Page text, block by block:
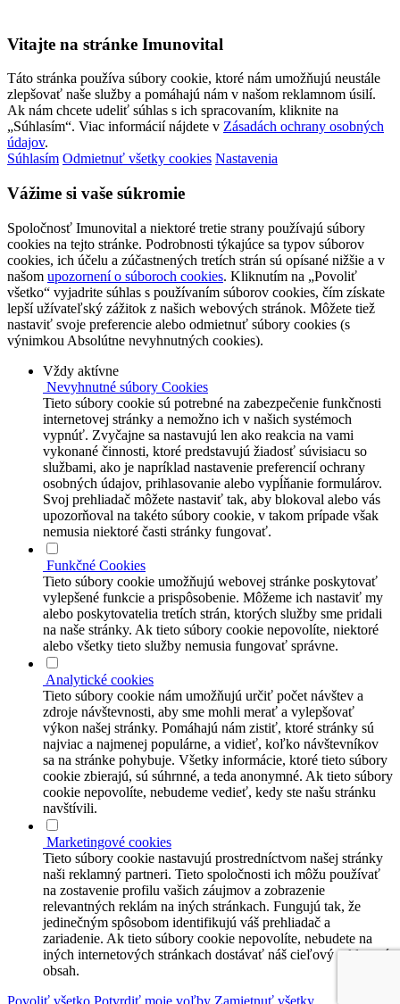
Vitajte na stránke Imunovital
Táto stránka používa súbory cookie, ktoré nám umožňujú neustále
zlepšovať naše služby a pomáhajú nám v našom reklamnom úsilí.
Ak nám chcete udeliť súhlas s ich spracovaním, kliknite na
„Súhlasím“. Viac informácií nájdete v Zásadách ochrany osobných
údajov.
Súhlasím Odmietnuť všetky cookies Nastavenia
Vážime si vaše súkromie
Spoločnosť Imunovital a niektoré tretie strany používajú súbory
cookies na tejto stránke. Podrobnosti týkajúce sa typov súborov
cookies, ich účelu a zúčastnených tretích strán sú opísané nižšie a v
našom upozornení o súboroch cookies. Kliknutím na „Povoliť
všetko“ vyjadrite súhlas s používaním súborov cookies, čím získate
lepší užívateľský zážitok z našich webových stránok. Môžete tiež
nastaviť svoje preferencie alebo odmietnuť súbory cookies (s
výnimkou Absolútne nevyhnutných cookies).
Vždy aktívne
Nevyhnutné súbory Cookies
Tieto súbory cookie sú potrebné na zabezpečenie funkčnosti
internetovej stránky a nemožno ich v našich systémoch
vypnúť. Zvyčajne sa nastavujú len ako reakcia na vami
vykonané činnosti, ktoré predstavujú žiadosť súvisiacu so
službami, ako je napríklad nastavenie preferencií ochrany
osobných údajov, prihlasovanie alebo vypĺňanie formulárov.
Svoj prehliadač môžete nastaviť tak, aby blokoval alebo vás
upozorňoval na takéto súbory cookie, v takom prípade však
nemusia niektoré časti stránky fungovať.
Funkčné Cookies
Tieto súbory cookie umožňujú webovej stránke poskytovať
vylepšené funkcie a prispôsobenie. Môžeme ich nastaviť my
alebo poskytovatelia tretích strán, ktorých služby sme pridali
na naše stránky. Ak tieto súbory cookie nepovolíte, niektoré
alebo všetky tieto služby nemusia fungovať správne.
Analytické cookies
Tieto súbory cookie nám umožňujú určiť počet návštev a
zdroje návštevnosti, aby sme mohli merať a vylepšovať
výkon našej stránky. Pomáhajú nám zistiť, ktoré stránky sú
najviac a najmenej populárne, a vidieť, koľko návštevníkov
sa na stránke pohybuje. Všetky informácie, ktoré tieto súbory
cookie zbierajú, sú súhrnné, a teda anonymné. Ak tieto súbory
cookie nepovolíte, nebudeme vedieť, kedy ste našu stránku
navštívili.
Marketingové cookies
Tieto súbory cookie nastavujú prostredníctvom našej stránky
naši reklamný partneri. Tieto spoločnosti ich môžu používať
na zostavenie profilu vašich záujmov a zobrazenie
relevantných reklám na iných stránkach. Fungujú tak, že
jedinečným spôsobom identifikujú váš prehliadač a
zariadenie. Ak tieto súbory cookie nepovolíte, nebudete na
iných internetových stránkach dostávať náš cieľový reklamný
obsah.
Povoliť všetko Potvrdiť moje voľby Zamietnuť všetky